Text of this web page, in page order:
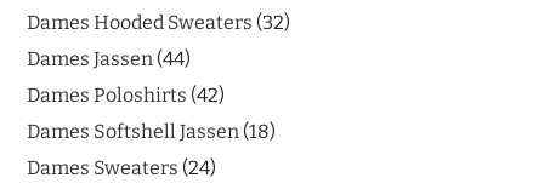
Dames Hooded Sweaters 32
Dames Jassen 44
Dames Poloshirts 42
Dames Softshell Jassen 18
Dames Sweaters 24